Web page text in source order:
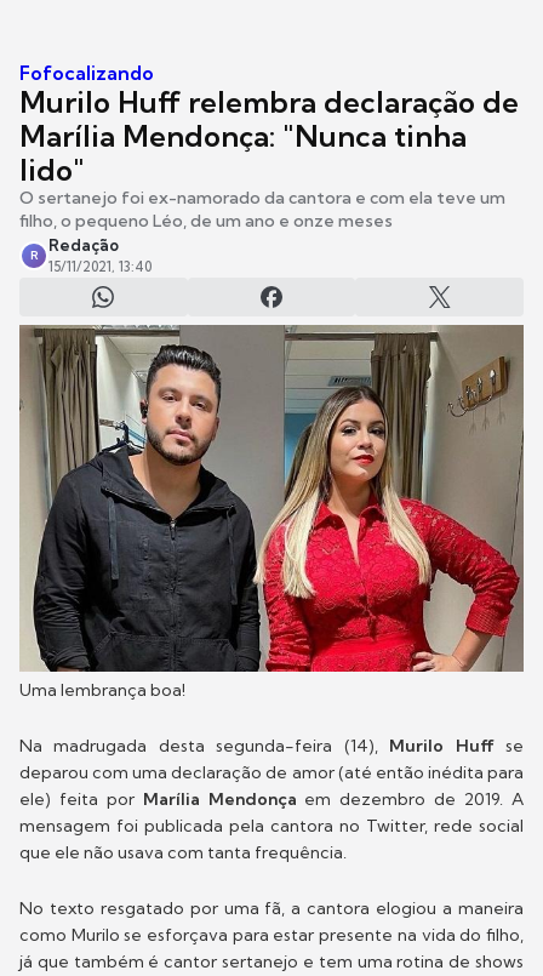
Fofocalizando
Murilo Huff relembra declaração de
Marília Mendonça: "Nunca tinha
lido"
O sertanejo foi ex-namorado da cantora e com ela teve um
filho, o pequeno Léo, de um ano e onze meses
R
Redação
15/11/2021, 13:40
Uma lembrança boa!
Na madrugada desta segunda-feira (14), Murilo Huffse
deparou com uma declaração de amor (até então inédita para
ele) feita por Marília Mendonça em dezembro de 2019. A
mensagem foi publicada pela cantora no Twitter, rede social
que ele não usava com tanta frequência.
No texto resgatado por uma fã, a cantora elogiou a maneira
como Murilo se esforçava para estar presente na vida do filho,
já que também é cantor sertanejo e tem uma rotina de shows